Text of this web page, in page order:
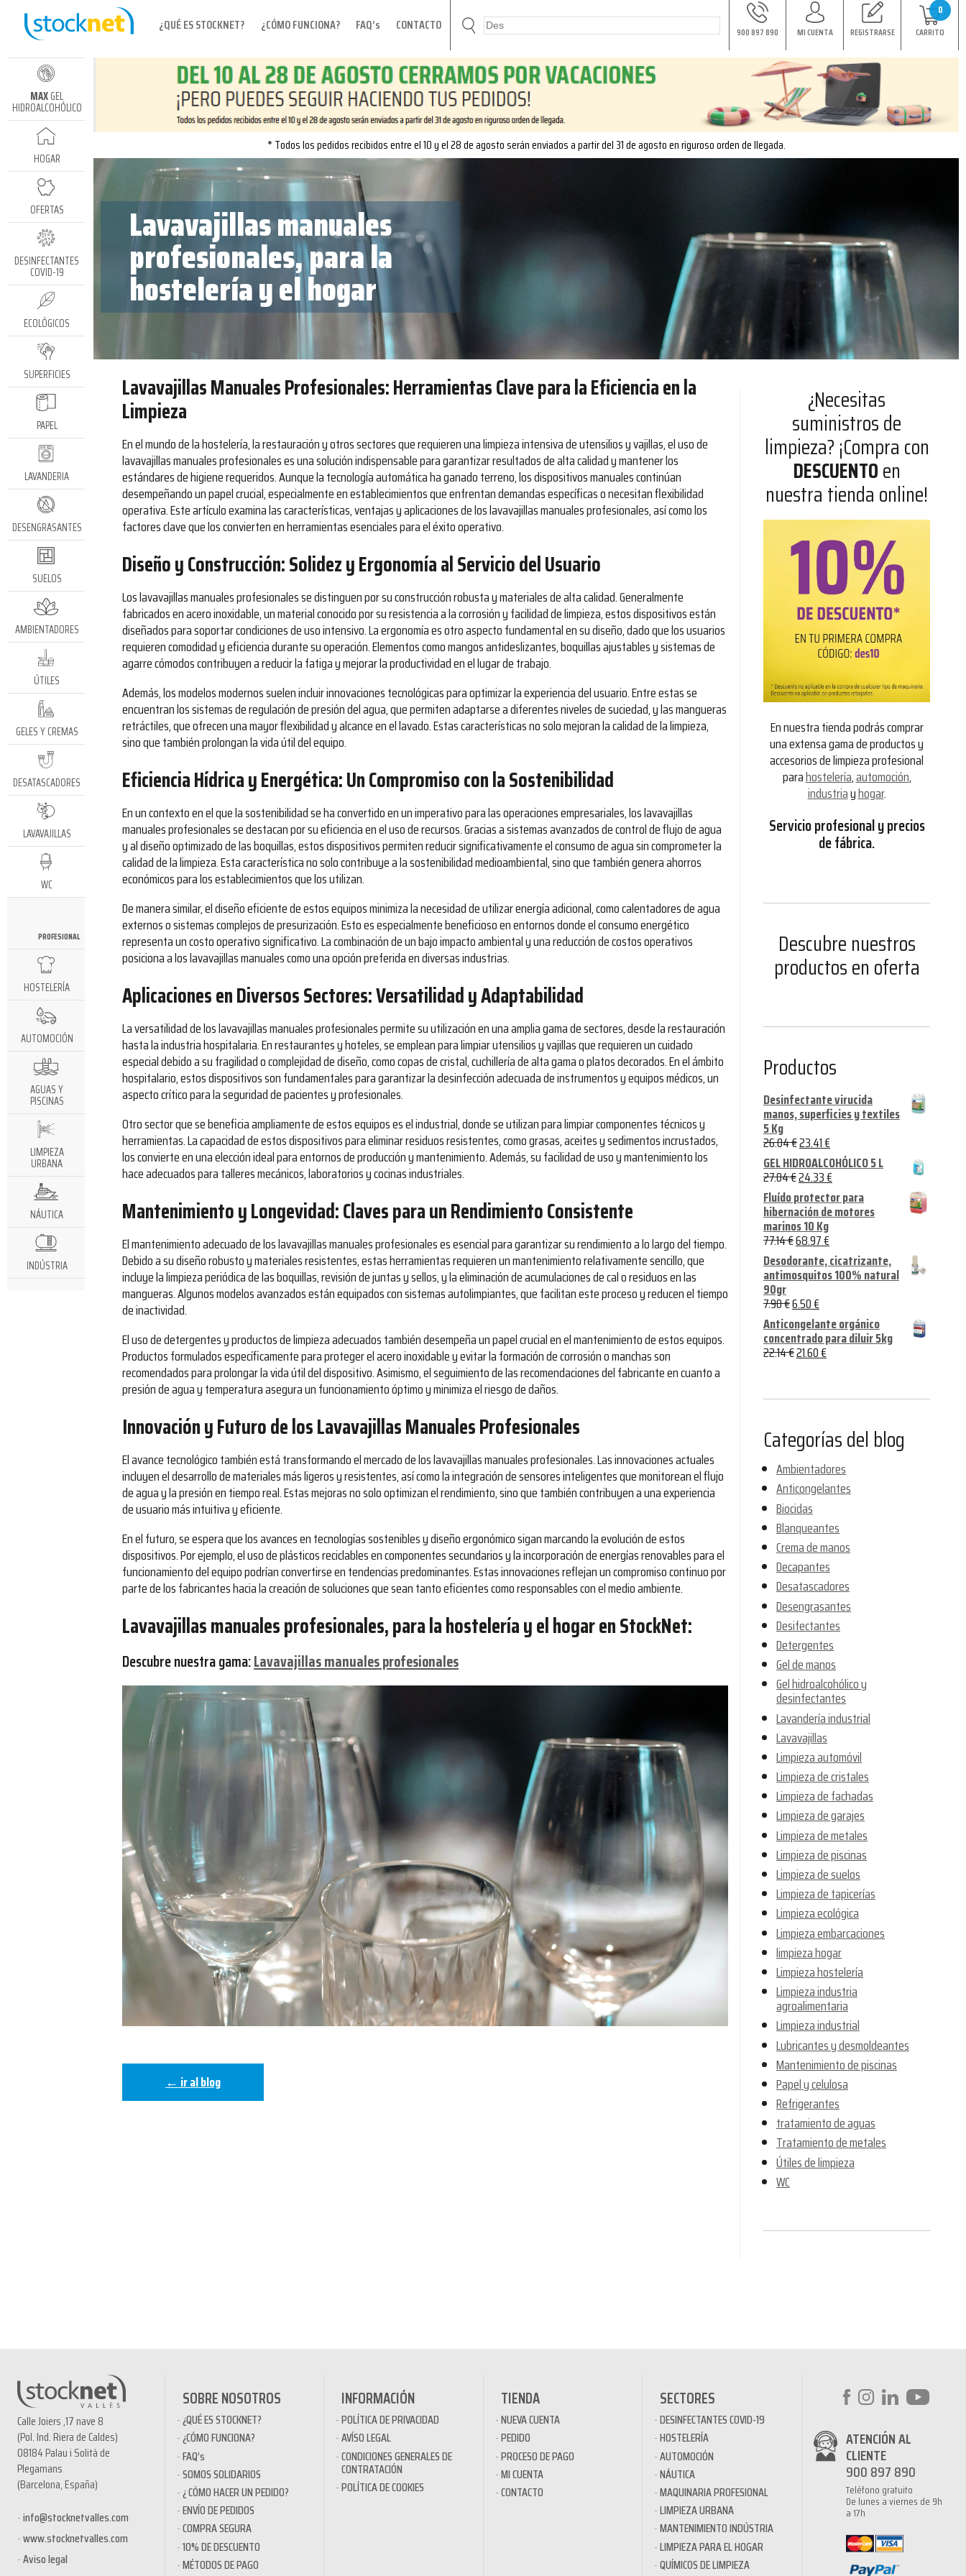
¿QUÉ ES STOCKNET? ¿CÓMO FUNCIONA? FAQ’s CONTACTO 900 897 890 MI CUENTA REGISTRARSE
0
CARRITO
MAXGEL
HIDROALCOHÓLICO
HOGAR
OFERTAS
DESINFECTANTES
COVID-19
ECOLÓGICOS
SUPERFICIES
PAPEL
LAVANDERIA
DESENGRASANTES
SUELOS
AMBIENTADORES
ÚTILES
GELES Y CREMAS
DESATASCADORES
LAVAVAJILLAS
WC
PROFESIONAL
HOSTELERÍA
AUTOMOCIÓN
AGUAS Y
PISCINAS
LIMPIEZA
URBANA
NÁUTICA
INDÚSTRIA
* Todos los pedidos recibidos entre el 10 y el 28 de agosto serán enviados a partir del 31 de agosto en riguroso orden de llegada.
Lavavajillas manuales
profesionales, para la
hostelería y el hogar
Lavavajillas Manuales Profesionales: Herramientas Clave para la Eficiencia en la
Limpieza
En el mundo de la hostelería, la restauración y otros sectores que requieren una limpieza intensiva de utensilios y vajillas, el uso de
lavavajillas manuales profesionales es una solución indispensable para garantizar resultados de alta calidad y mantener los
estándares de higiene requeridos. Aunque la tecnología automática ha ganado terreno, los dispositivos manuales continúan
desempeñando un papel crucial, especialmente en establecimientos que enfrentan demandas específicas o necesitan flexibilidad
operativa. Este artículo examina las características, ventajas y aplicaciones de los lavavajillas manuales profesionales, así como los
factores clave que los convierten en herramientas esenciales para el éxito operativo.
Diseño y Construcción: Solidez y Ergonomía al Servicio del Usuario
Los lavavajillas manuales profesionales se distinguen por su construcción robusta y materiales de alta calidad. Generalmente
fabricados en acero inoxidable, un material conocido por su resistencia a la corrosión y facilidad de limpieza, estos dispositivos están
diseñados para soportar condiciones de uso intensivo. La ergonomía es otro aspecto fundamental en su diseño, dado que los usuarios
requieren comodidad y eficiencia durante su operación. Elementos como mangos antideslizantes, boquillas ajustables y sistemas de
agarre cómodos contribuyen a reducir la fatiga y mejorar la productividad en el lugar de trabajo.
Además, los modelos modernos suelen incluir innovaciones tecnológicas para optimizar la experiencia del usuario. Entre estas se
encuentran los sistemas de regulación de presión del agua, que permiten adaptarse a diferentes niveles de suciedad, y las mangueras
retráctiles, que ofrecen una mayor flexibilidad y alcance en el lavado. Estas características no solo mejoran la calidad de la limpieza,
sino que también prolongan la vida útil del equipo.
Eficiencia Hídrica y Energética: Un Compromiso con la Sostenibilidad
En un contexto en el que la sostenibilidad se ha convertido en un imperativo para las operaciones empresariales, los lavavajillas
manuales profesionales se destacan por su eficiencia en el uso de recursos. Gracias a sistemas avanzados de control de flujo de agua
y al diseño optimizado de las boquillas, estos dispositivos permiten reducir significativamente el consumo de agua sin comprometer la
calidad de la limpieza. Esta característica no solo contribuye a la sostenibilidad medioambiental, sino que también genera ahorros
económicos para los establecimientos que los utilizan.
De manera similar, el diseño eficiente de estos equipos minimiza la necesidad de utilizar energía adicional, como calentadores de agua
externos o sistemas complejos de presurización. Esto es especialmente beneficioso en entornos donde el consumo energético
representa un costo operativo significativo. La combinación de un bajo impacto ambiental y una reducción de costos operativos
posiciona a los lavavajillas manuales como una opción preferida en diversas industrias.
Aplicaciones en Diversos Sectores: Versatilidad y Adaptabilidad
La versatilidad de los lavavajillas manuales profesionales permite su utilización en una amplia gama de sectores, desde la restauración
hasta la industria hospitalaria. En restaurantes y hoteles, se emplean para limpiar utensilios y vajillas que requieren un cuidado
especial debido a su fragilidad o complejidad de diseño, como copas de cristal, cuchillería de alta gama o platos decorados. En el ámbito
hospitalario, estos dispositivos son fundamentales para garantizar la desinfección adecuada de instrumentos y equipos médicos, un
aspecto crítico para la seguridad de pacientes y profesionales.
Otro sector que se beneficia ampliamente de estos equipos es el industrial, donde se utilizan para limpiar componentes técnicos y
herramientas. La capacidad de estos dispositivos para eliminar residuos resistentes, como grasas, aceites y sedimentos incrustados,
los convierte en una elección ideal para entornos de producción y mantenimiento. Además, su facilidad de uso y mantenimiento los
hace adecuados para talleres mecánicos, laboratorios y cocinas industriales.
Mantenimiento y Longevidad: Claves para un Rendimiento Consistente
El mantenimiento adecuado de los lavavajillas manuales profesionales es esencial para garantizar su rendimiento a lo largo del tiempo.
Debido a su diseño robusto y materiales resistentes, estas herramientas requieren un mantenimiento relativamente sencillo, que
incluye la limpieza periódica de las boquillas, revisión de juntas y sellos, y la eliminación de acumulaciones de cal o residuos en las
mangueras. Algunos modelos avanzados están equipados con sistemas autolimpiantes, que facilitan este proceso y reducen el tiempo
de inactividad.
El uso de detergentes y productos de limpieza adecuados también desempeña un papel crucial en el mantenimiento de estos equipos.
Productos formulados específicamente para proteger el acero inoxidable y evitar la formación de corrosión o manchas son
recomendados para prolongar la vida útil del dispositivo. Asimismo, el seguimiento de las recomendaciones del fabricante en cuanto a
presión de agua y temperatura asegura un funcionamiento óptimo y minimiza el riesgo de daños.
Innovación y Futuro de los Lavavajillas Manuales Profesionales
El avance tecnológico también está transformando el mercado de los lavavajillas manuales profesionales. Las innovaciones actuales
incluyen el desarrollo de materiales más ligeros y resistentes, así como la integración de sensores inteligentes que monitorean el flujo
de agua y la presión en tiempo real. Estas mejoras no solo optimizan el rendimiento, sino que también contribuyen a una experiencia
de usuario más intuitiva y eficiente.
En el futuro, se espera que los avances en tecnologías sostenibles y diseño ergonómico sigan marcando la evolución de estos
dispositivos. Por ejemplo, el uso de plásticos reciclables en componentes secundarios y la incorporación de energías renovables para el
funcionamiento del equipo podrían convertirse en tendencias predominantes. Estas innovaciones reflejan un compromiso continuo por
parte de los fabricantes hacia la creación de soluciones que sean tanto eficientes como responsables con el medio ambiente.
Lavavajillas manuales profesionales, para la hostelería y el hogar en StockNet:
Descubre nuestra gama:Lavavajillas manuales profesionales
← ir al blog
¿Necesitas
suministros de
limpieza? ¡Compra con
DESCUENTOen
nuestra tienda online!
En nuestra tienda podrás comprar
una extensa gama de productos y
accesorios de limpieza profesional
parahostelería,automoción,
industriayhogar.
Servicio profesional y precios
de fábrica.
Descubre nuestros
productos en oferta
Productos
Desinfectante virucida
manos, superficies y textiles
5 Kg
26.04€23.41€
GEL HIDROALCOHÓLICO 5 L
27.04€24.33€
Fluído protector para
hibernación de motores
marinos 10 Kg
77.14€68.97€
Desodorante, cicatrizante,
antimosquitos 100% natural
90gr
7.90€6.50€
Anticongelante orgánico
concentrado para diluir 5kg
22.14€21.60€
Categorías del blog
Ambientadores
Anticongelantes
Biocidas
Blanqueantes
Crema de manos
Decapantes
Desatascadores
Desengrasantes
Desifectantes
Detergentes
Gel de manos
Gel hidroalcohólico y
desinfectantes
Lavandería industrial
Lavavajillas
Limpieza automóvil
Limpieza de cristales
Limpieza de fachadas
Limpieza de garajes
Limpieza de metales
Limpieza de piscinas
Limpieza de suelos
Limpieza de tapicerías
Limpieza ecológica
Limpieza embarcaciones
limpieza hogar
Limpieza hostelería
Limpieza industria
agroalimentaria
Limpieza industrial
Lubricantes y desmoldeantes
Mantenimiento de piscinas
Papel y celulosa
Refrigerantes
tratamiento de aguas
Tratamiento de metales
Útiles de limpieza
WC
Calle Joiers ,17 nave 8
(Pol. Ind. Riera de Caldes)
08184 Palau i Solità de
Plegamans
(Barcelona, España)
info@stocknetvalles.com
www.stocknetvalles.com
Aviso legal
SOBRE NOSOTROS
¿QUÉ ES STOCKNET?
¿CÓMO FUNCIONA?
FAQ’s
SOMOS SOLIDARIOS
¿ CÓMO HACER UN PEDIDO?
ENVÍO DE PEDIDOS
COMPRA SEGURA
10% DE DESCUENTO
MÉTODOS DE PAGO
INFORMACIÓN
POLÍTICA DE PRIVACIDAD
AVÍSO LEGAL
CONDICIONES GENERALES DE
CONTRATACIÓN
POLÍTICA DE COOKIES
TIENDA
NUEVA CUENTA
PEDIDO
PROCESO DE PAGO
MI CUENTA
CONTACTO
SECTORES
DESINFECTANTES COVID-19
HOSTELERÍA
AUTOMOCIÓN
NÁUTICA
MAQUINARIA PROFESIONAL
LIMPIEZA URBANA
MANTENIMIENTO INDÚSTRIA
LIMPIEZA PARA EL HOGAR
QUÍMICOS DE LIMPIEZA
ATENCIÓN AL
CLIENTE
900 897 890
Teléfono gratuito
De lunes a viernes de 9h
a 17h